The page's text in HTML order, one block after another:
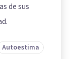
de sus
Autoestima